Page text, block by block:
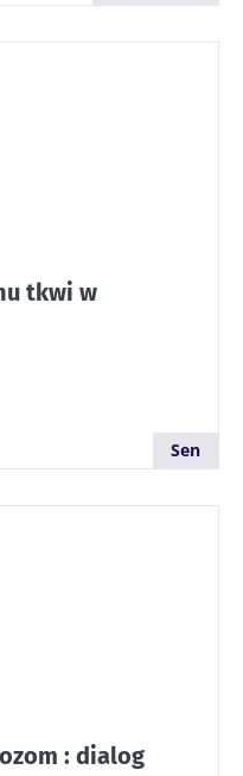
tkwi w
Sen
: dialog
Od